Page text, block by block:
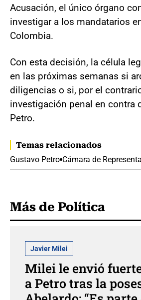
Acusación, el único órgano
investigar a los mandatarios
Colombia.
Con esta decisión, la célula
en las próximas semanas si
diligencias o si, por el
investigación penal en contra
Petro.
Temas relacionados
Gustavo Petro Cámara de
Más de Política
Javier Milei
Milei le envió
a Petro tras la